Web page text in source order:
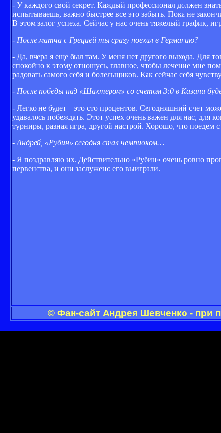
- У каждого свой секрет. Каждый профессионал должен
испытываешь, важно быстрее все это забыть. Пока не
В этом залог успеха. Сейчас у нас очень тяжелый график,
- После матча с Грецией ты сразу поехал в Германию?
- Да, вчера я еще был там. У меня нет другого выхода. Для
спокойно к этому отношусь, главное, чтобы лечение мне
радовать самого себя и болельщиков. Как сейчас себя
- После победы над «Шахтером» со счетом 3:0 в Казани
- Легко не будет – это сто процентов. Сегодняшний счет
удавалось побеждать. Этот успех очень важен для нас,
турниры, разная игра, другой настрой. Хорошо, что поедем
- Андрей, «Рубин» сегодня стал чемпионом…
- Я поздравляю их. Действительно «Рубин» очень ровно
первенства, и они заслужено его выиграли.
© Фан-сайт Андрея Шевченко - при